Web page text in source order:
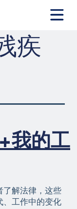
疾
我的工
了解法律，这些
、工作中的变化